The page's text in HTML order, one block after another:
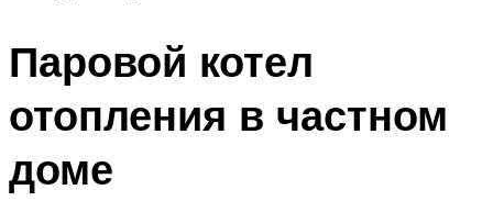
Паровой котел
отопления в частном
доме